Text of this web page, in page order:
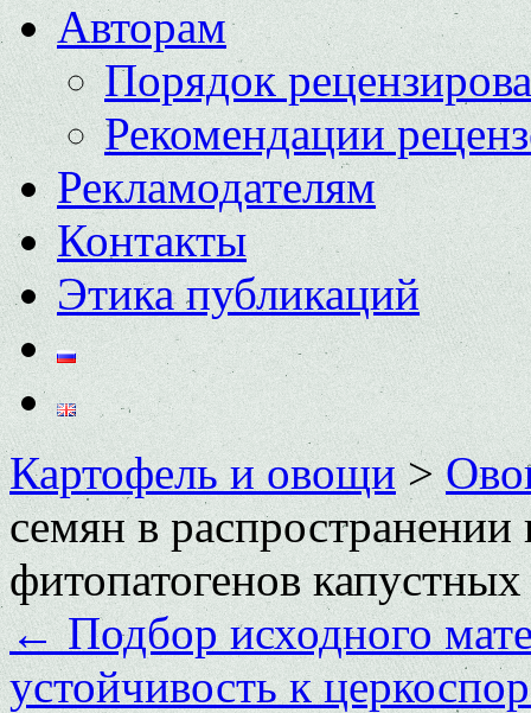
Авторам
Порядок
Рекомендации
Рекламодателям
Контакты
Этика публикаций
Картофель и овощи>
семян в
фитопатогенов капустных
←Подбор исходного
устойчивость к